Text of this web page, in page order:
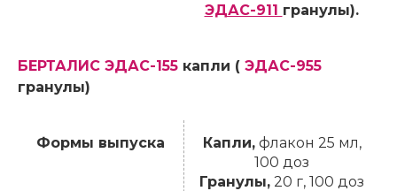
ЭДАС-911 гранулы).
БЕРТАЛИС ЭДАС-155 капли ( ЭДАС-955
гранулы)
Формы выпуска Капли,флакон 25 мл,
100 доз
Гранулы, 20 г, 100 доз